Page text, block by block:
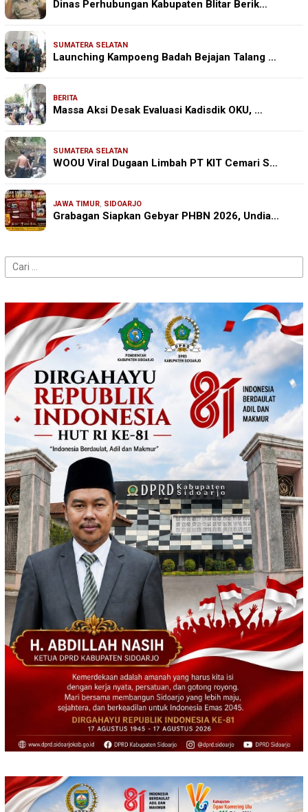
Dinas Perhubungan Kabupaten Blitar Berik…
SUMATERA SELATAN
Launching Kampoeng Badah Bejajan Talang …
BERITA
Massa Aksi Desak Evaluasi Kadisdik OKU, …
SUMATERA SELATAN
WOOU Viral Dugaan Limbah PT KIT Cemari S…
JAWA TIMUR, SIDOARJO
Grabagan Siapkan Gebyar PHBN 2026, Undia…
Cari
untuk: